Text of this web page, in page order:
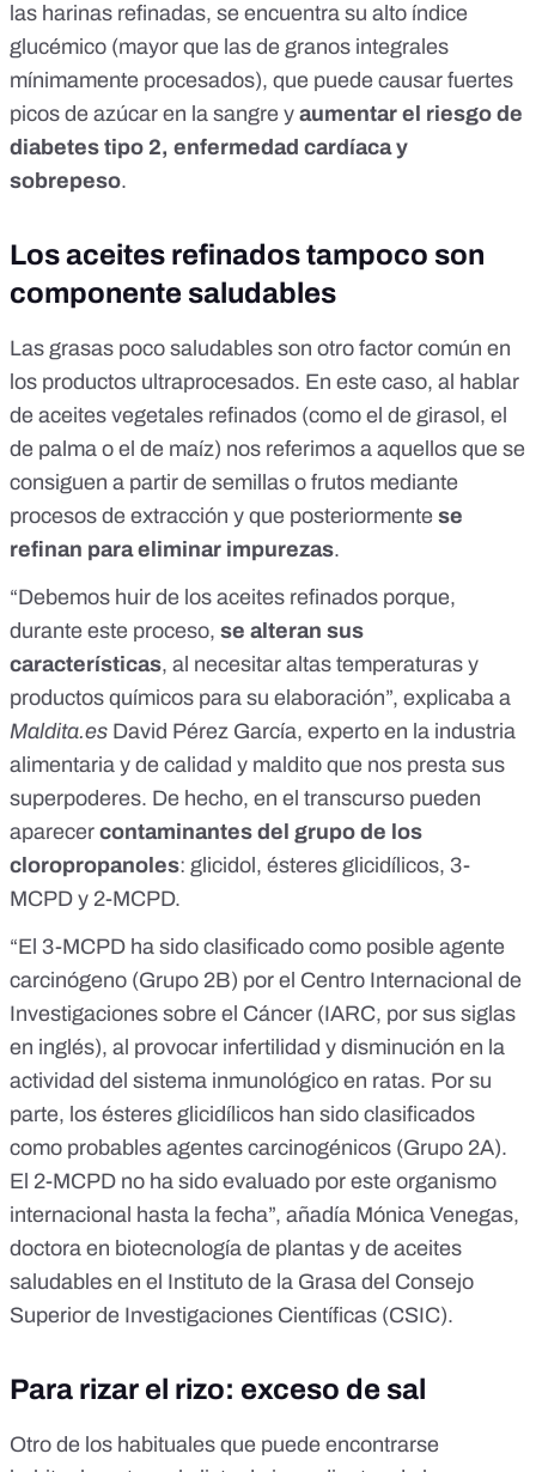
las harinas refinadas, se encuentra su alto índice
glucémico (mayor que las de granos integrales
mínimamente procesados), que puede causar fuertes
picos de azúcar en la sangre y aumentar el riesgo de
diabetes tipo 2, enfermedad cardíacay
sobrepeso.
Los aceites refinados tampoco son
componente saludables
Las grasas poco saludables son otro factor común en
los productos ultraprocesados. En este caso, al hablar
de aceites vegetales refinados (como el de girasol, el
de palma o el de maíz) nos referimos a aquellos que se
consiguen a partir de semillas o frutos mediante
procesos de extracción y que posteriormente se
refinan para eliminar impurezas.
“Debemos huir de los aceites refinados porque,
durante este proceso, se alteran sus
características, al necesitar altas temperaturas y
productos químicos para su elaboración”, explicaba a
Maldita.es David Pérez García, experto en la industria
alimentaria y de calidad y maldito que nos presta sus
superpoderes. De hecho, en el transcurso pueden
aparecer contaminantes del grupo de los
cloropropanoles: glicidol, ésteres glicidílicos, 3-
MCPD y 2-MCPD.
“El 3-MCPD ha sido clasificado como posible agente
carcinógeno (Grupo 2B) por el Centro Internacional de
Investigaciones sobre el Cáncer (IARC, por sus siglas
en inglés), al provocar infertilidad y disminución en la
actividad del sistema inmunológico en ratas. Por su
parte, los ésteres glicidílicos han sido clasificados
como probables agentes carcinogénicos (Grupo 2A).
El 2-MCPD no ha sido evaluado por este organismo
internacional hasta la fecha”, añadía Mónica Venegas,
doctora en biotecnología de plantas y de aceites
saludables en el Instituto de la Grasa del Consejo
Superior de Investigaciones Científicas (CSIC).
Para rizar el rizo: exceso de sal
Otro de los habituales que puede encontrarse